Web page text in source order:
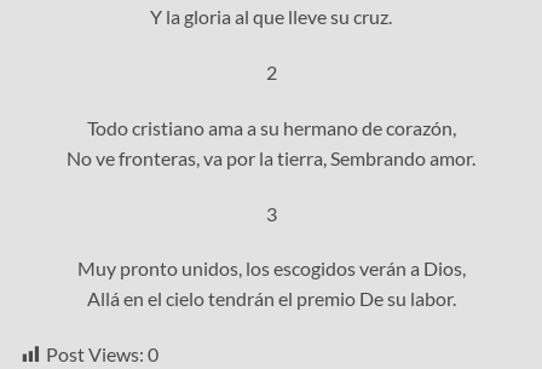
Y la gloria al que lleve su cruz.
2
Todo cristiano ama a su hermano de corazón,
No ve fronteras, va por la tierra, Sembrando amor.
3
Muy pronto unidos, los escogidos verán a Dios,
Allá en el cielo tendrán el premio De su labor.
Post Views: 0